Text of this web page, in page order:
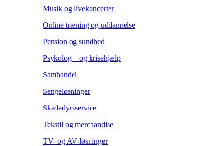
Musik og livekoncerter
Online træning og uddannelse
Pension og sundhed
Psykolog – og krisehjælp
Samhandel
Sengeløsninger
Skadedyrsservice
Tekstil og merchandise
TV- og AV-løsninger